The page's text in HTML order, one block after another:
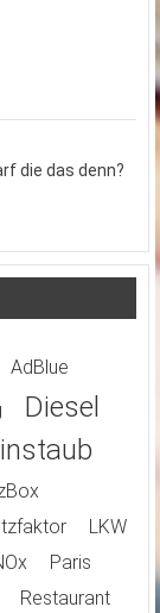
die das denn?
AdBlue
Diesel
LKW
Paris
Restaurant